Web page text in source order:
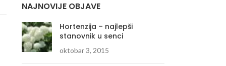
NAJNOVIJE OBJAVE
Hortenzija – najlepši
stanovnik u senci
oktobar 3, 2015